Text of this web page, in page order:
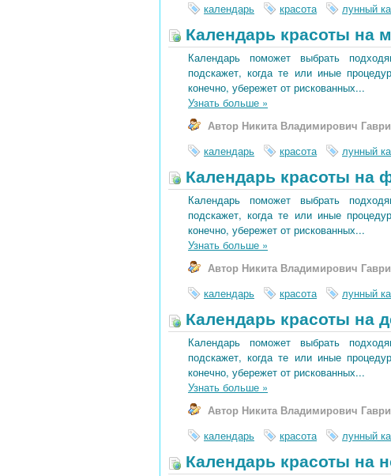
календарь
красота лунный
Календарь красоты на
Календарь поможет выбрать
подскажет, когда те или иные
конечно, убережет от рискованных...
Узнать больше »
Автор Никита Владимирович
календарь
красота лунный
Календарь красоты на
Календарь поможет выбрать
подскажет, когда те или иные
конечно, убережет от рискованных...
Узнать больше »
Автор Никита Владимирович
календарь
красота лунный
Календарь красоты на
Календарь поможет выбрать
подскажет, когда те или иные
конечно, убережет от рискованных...
Узнать больше »
Автор Никита Владимирович
календарь
красота лунный
Календарь красоты на